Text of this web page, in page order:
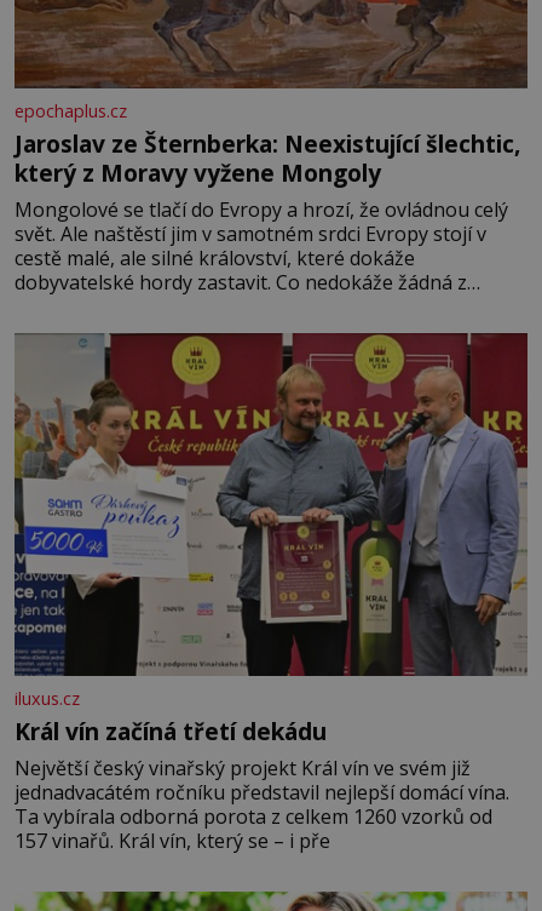
epochaplus.cz
Jaroslav ze Šternberka: Neexistující šlechtic,
který z Moravy vyžene Mongoly
Mongolové se tlačí do Evropy a hrozí, že ovládnou celý
svět. Ale naštěstí jim v samotném srdci Evropy stojí v
cestě malé, ale silné království, které dokáže
dobyvatelské hordy zastavit. Co nedokáže žádná z
král. Nebo že by ne? Mongolové od roku 1223 postupují
podél Kaspického a Azovského moře,
iluxus.cz
Král vín začíná třetí dekádu
Největší český vinařský projekt Král vín ve svém již
jednadvacátém ročníku představil nejlepší domácí vína.
Ta vybírala odborná porota z celkem 1260 vzorků od
157 vinařů. Král vín, který se – i pře